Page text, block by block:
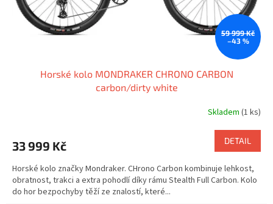
59 999 Kč
–43 %
Horské kolo MONDRAKER CHRONO CARBON
carbon/dirty white
Skladem (1 ks)
33 999 Kč DETAIL
Horské kolo značky Mondraker. CHrono Carbon kombinuje lehkost,
obratnost, trakci a extra pohodlí díky rámu Stealth Full Carbon. Kolo
do hor bezpochyby těží ze znalostí, které...